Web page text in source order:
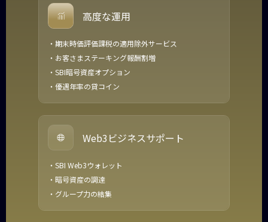
高度な運用
・期末時価評価課税の適用除外サービス
・お客さまステーキング報酬割増
・SBI暗号資産オプション
・優遇年率の貸コイン
Web3ビジネスサポート
・SBI Web3ウォレット
・暗号資産の調達
・グループ力の結集